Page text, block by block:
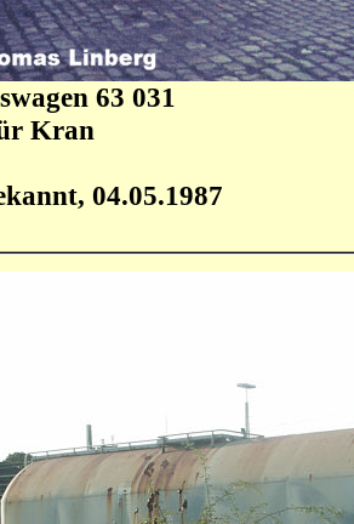
63 031
Kran
04.05.1987